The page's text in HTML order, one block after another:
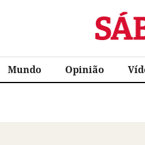
Sábado
Mundo Opinião